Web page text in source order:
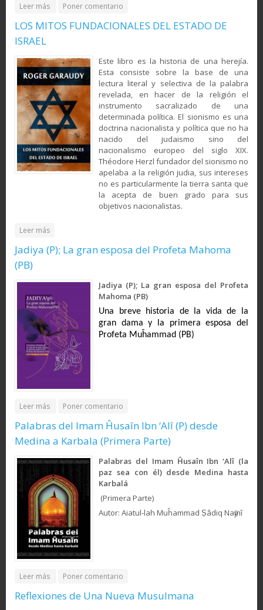
Leer más about Palabras del Imam Ĥusaîn Ibn ‘Alî (la paz sea con él)
Poner comentario
LOS MITOS FUNDACIONALES DEL ESTADO DE
ISRAEL
Este libro es la historia de una herejía.
Esta consiste sobre la base de una
lectura literal y selectiva de la palabra
revelada, en hacer de la religión el
instrumento sacralizado de una
determinada política. El sionismo es una
doctrina nacionalista y política que no ha
nacido del judaismo sino del
nacionalismo europeo del siglo XIX.
Théodore Herzl fundador del sionismo no
apelaba a la religión judia, sus intereses
no es particularmente la tierra santa que
la acepta de buen grado para sus
objetivos nacionalistas.
Leer más
Jadiya (P); La gran esposa del Profeta Mahoma
(PB)
Jadiya (P); La gran esposa del Profeta
Mahoma (PB)
Una breve historia de la vida de la
gran dama y la primera esposa del
Profeta Muĥammad (PB)
Leer más about Jadiya (P); La gran esposa del Profeta Mahoma (PB)
Poner comentario
Palabras del Imam Ĥusaîn Ibn ‘Alî (P) desde
Medina a Karbala (Primera Parte)
Palabras del Imam Ĥusaîn Ibn ‘Alî (la
paz sea con él) desde Medina hasta
Karbalá
(Primera Parte)
Autor: Aiatul-lah Muĥammad Ṣâdiq Naӱmî
Leer más about Palabras del Imam Ĥusaîn Ibn ‘Alî (P) desde Medina a
Poner comentario
Reflexiones de Una Nueva Musulmana